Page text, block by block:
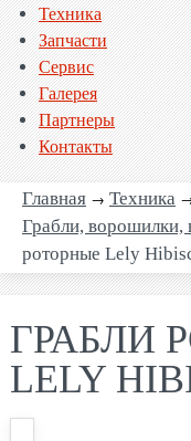
Техника
Запчасти
Сервис
Галерея
Партнеры
Контакты
Главная → Техника
Грабли, ворошилки,
роторные Lely
ГРАБЛИ
LELY